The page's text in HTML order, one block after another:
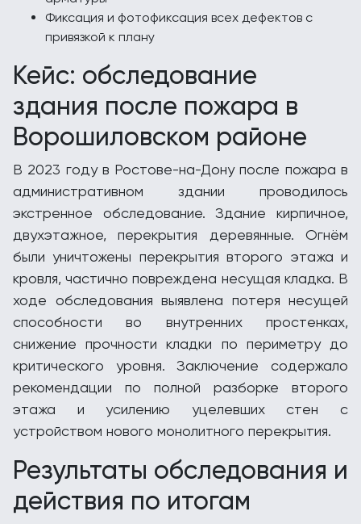
Фиксация и фотофиксация всех дефектов с
привязкой к плану
Кейс: обследование
здания после пожара в
Ворошиловском районе
В 2023 году в Ростове-на-Дону после пожара в
административном здании проводилось
экстренное обследование. Здание кирпичное,
двухэтажное, перекрытия деревянные. Огнём
были уничтожены перекрытия второго этажа и
кровля, частично повреждена несущая кладка. В
ходе обследования выявлена потеря несущей
способности во внутренних простенках,
снижение прочности кладки по периметру до
критического уровня. Заключение содержало
рекомендации по полной разборке второго
этажа и усилению уцелевших стен с
устройством нового монолитного перекрытия.
Результаты обследования и
действия по итогам